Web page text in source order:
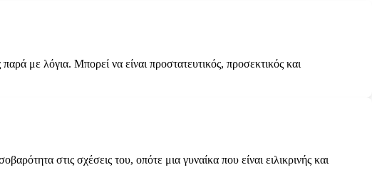
με λόγια. Μπορεί να είναι προστατευτικός, προσεκτικός και
στις σχέσεις του, οπότε μια γυναίκα που είναι ειλικρινής και